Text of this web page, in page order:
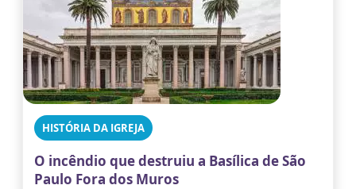
HISTÓRIA DA IGREJA
O incêndio que destruiu a Basílica de São
Paulo Fora dos Muros